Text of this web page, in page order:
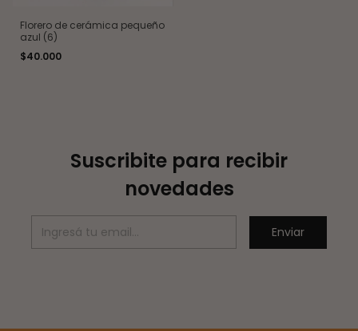
Florero de cerámica pequeño
azul (6)
$40.000
Suscribite para recibir
novedades